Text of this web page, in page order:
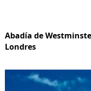
Abadía de
Londres